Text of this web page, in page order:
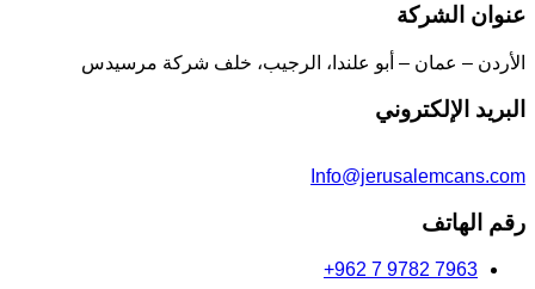
عنوان الشركة
الأردن – عمان – أبو علندا، الرجيب، خلف شركة مرسيدس
البريد الإلكتروني
Info@jerusalemcans.com
رقم الهاتف
+962 7 9782 7963